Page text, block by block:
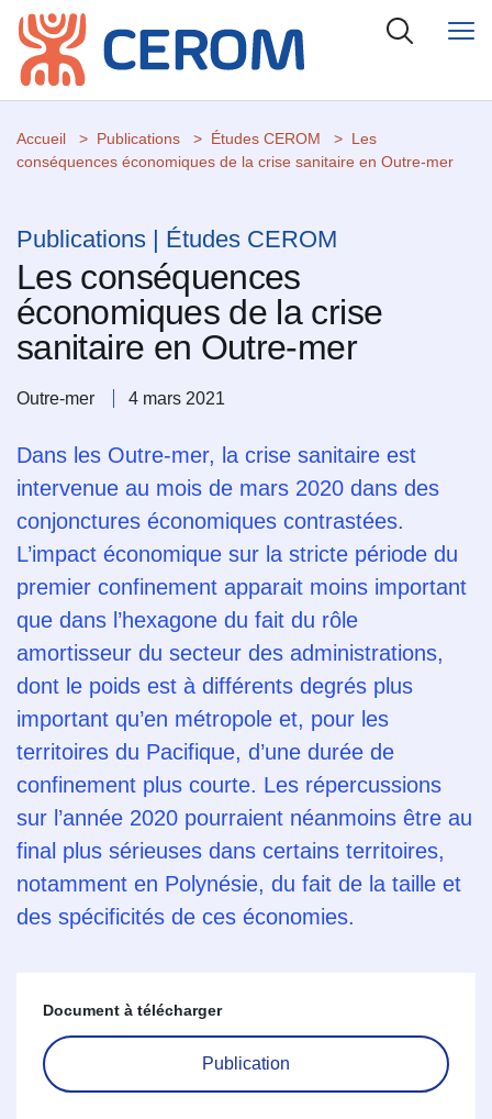
Accueil Publications Études CEROM
Les
conséquences économiques de la crise sanitaire en Outre-mer
Publications | Études CEROM
Les conséquences
économiques de la crise
sanitaire en Outre-mer
Outre-mer 4 mars 2021
Dans les Outre-mer, la crise sanitaire est
intervenue au mois de mars 2020 dans des
conjonctures économiques contrastées.
L’impact économique sur la stricte période du
premier confinement apparait moins important
que dans l’hexagone du fait du rôle
amortisseur du secteur des administrations,
dont le poids est à différents degrés plus
important qu’en métropole et, pour les
territoires du Pacifique, d’une durée de
confinement plus courte. Les répercussions
sur l’année 2020 pourraient néanmoins être au
final plus sérieuses dans certains territoires,
notamment en Polynésie, du fait de la taille et
des spécificités de ces économies.
Document à télécharger
Publication